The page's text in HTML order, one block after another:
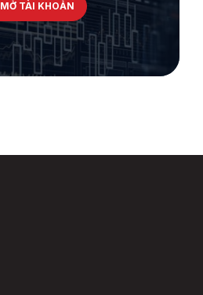
MỞ TÀI KHOẢN